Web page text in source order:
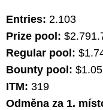
Entries: 2.103
Prize pool:
Regular pool:
Bounty pool:
ITM: 319
Odměna za 1.